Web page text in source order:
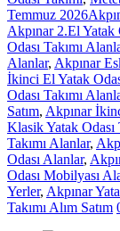
Temmuz 2026
Akpınar 2.El Yatak
Odası Takımı
Alanlar, Akpınar
İkinci El Yatak
Odası Takımı
Satım, Akpınar
Klasik Yatak Odası
Takımı Alanlar,
Odası Alanlar,
Odası Mobilyası
Yerler, Akpınar
Takımı Alım Satım